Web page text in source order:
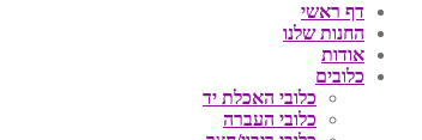
דף ראשי
החנות שלנו
אודות
כלובים
כלובי האכלת יד
כלובי העברה